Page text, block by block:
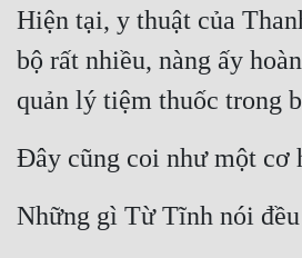
Hiện tại, y thuật của
bộ rất nhiều, nàng ấy
quản lý tiệm thuốc trong
Đây cũng coi như một cơ
Những gì Từ Tĩnh nói